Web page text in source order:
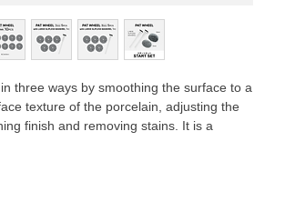
three ways by smoothing the surface to a
texture of the porcelain, adjusting the
finish and removing stains. It is a